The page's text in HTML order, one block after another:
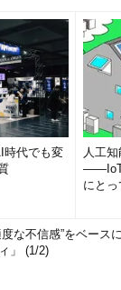
時代でも変
人工
――IoT
にと
度な不信感”をベース
」 (1/2)